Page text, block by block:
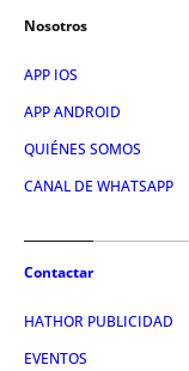
Nosotros
APP IOS
APP ANDROID
QUIÉNES SOMOS
CANAL DE WHATSAPP
Contactar
HATHOR PUBLICIDAD
EVENTOS